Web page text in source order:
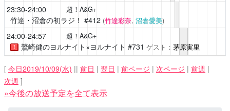
23:30-24:00 超！A&G+
竹達・沼倉の初ラジ！ #412 (竹達彩奈, 沼倉愛美)
24:00-24:57 超！A&G+
！ 鷲崎健のヨルナイト×ヨルナイト #731 ゲスト： 茅原実里
[ 今日2019/10/09(水) || 前日 | 翌日 | 前ページ | 次ページ | 前週 |
次週 ]
»今後の放送予定を全て表示